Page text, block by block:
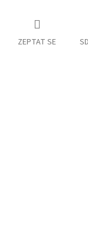
ZEPTAT SE